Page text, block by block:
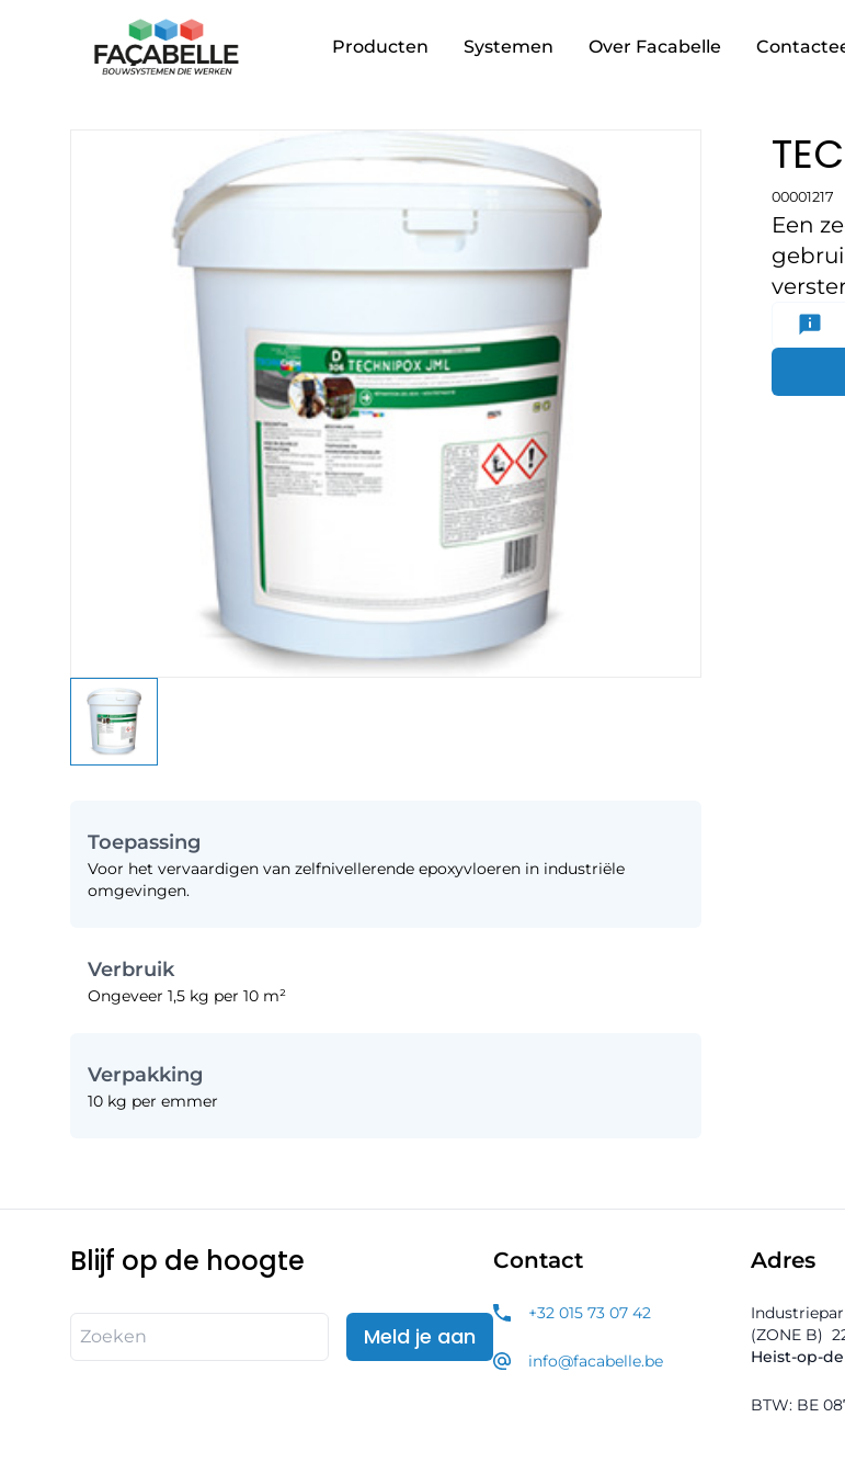
Producten Systemen Over Facabelle
Toepassing
Voor het vervaardigen van zelfnivellerende epoxyvloeren in industriële
omgevingen.
Verbruik
Ongeveer 1,5 kg per 10 m²
Verpakking
10 kg per emmer
00001217
Een
Blijf op de hoogte
Meld je aan
Contact
+32 015 73 07 42
info@facabelle.be
Adres
(ZONE B)
Heist-op-
BTW: BE